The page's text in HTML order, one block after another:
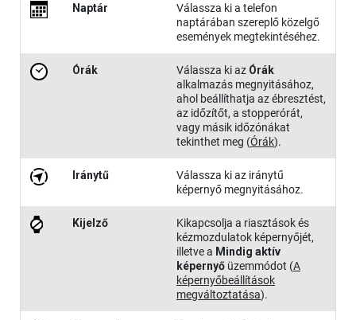
Naptár
Válassza ki a telefon
naptárában szereplő közelgő
események megtekintéséhez.
Órák Válassza ki az Órák
alkalmazás megnyitásához,
ahol beállíthatja az ébresztést,
az időzítőt, a stopperórát,
vagy másik időzónákat
tekinthet meg (Órák).
Iránytű
Válassza ki az iránytű
képernyő megnyitásához.
Kijelző
Kikapcsolja a riasztások és
kézmozdulatok képernyőjét,
illetve a Mindig aktív
képernyő üzemmódot (A
képernyőbeállítások
megváltoztatása).